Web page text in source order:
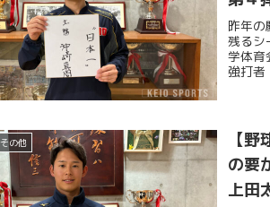
昨年の
残るシ
学体育
強打者
の他
【
の要
上田